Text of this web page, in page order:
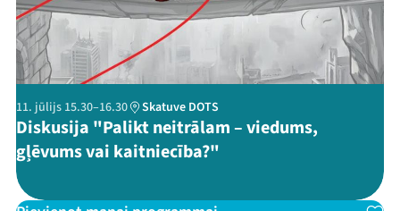
ThreadsFacebookYoutube
X Instagram
Flick TikTok
11. jūlijs 15.30–16.30 Skatuve DOTS
Diskusija "Palikt neitrālam – viedums,
gļēvums vai kaitniecība?"